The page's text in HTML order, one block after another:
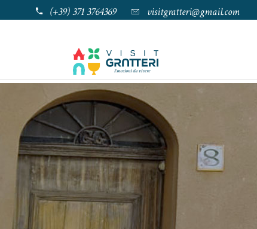
(+39) 371 3764369 visitgratteri@gmail.com